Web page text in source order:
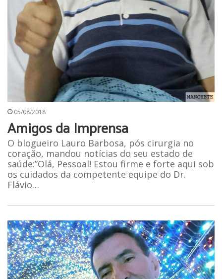
05/08/2018
Amigos da Imprensa
O blogueiro Lauro Barbosa, pós cirurgia no
coração, mandou notícias do seu estado de
saúde:”Olá, Pessoal! Estou firme e forte aqui sob
os cuidados da competente equipe do Dr.
Flávio…